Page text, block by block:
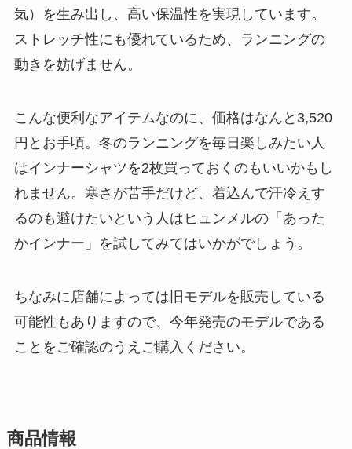
気）を生み出し、高い保温性を実現しています。
ストレッチ性にも優れているため、ランニングの
動きを妨げません。
こんな便利なアイテムなのに、価格はなんと3,520
円とお手頃。冬のランニングを毎日楽しみたい人
はインナーシャツを2枚買っておくのもいいかもし
れません。寒さが苦手だけど、着込んで汗冷えす
るのも避けたいという人はヒュンメルの「あった
かインナー」を試してみてはいかがでしょう。
ちなみに店舗によっては旧モデルを販売している
可能性もありますので、今年発売のモデルである
ことをご確認のうえご購入ください。
商品情報